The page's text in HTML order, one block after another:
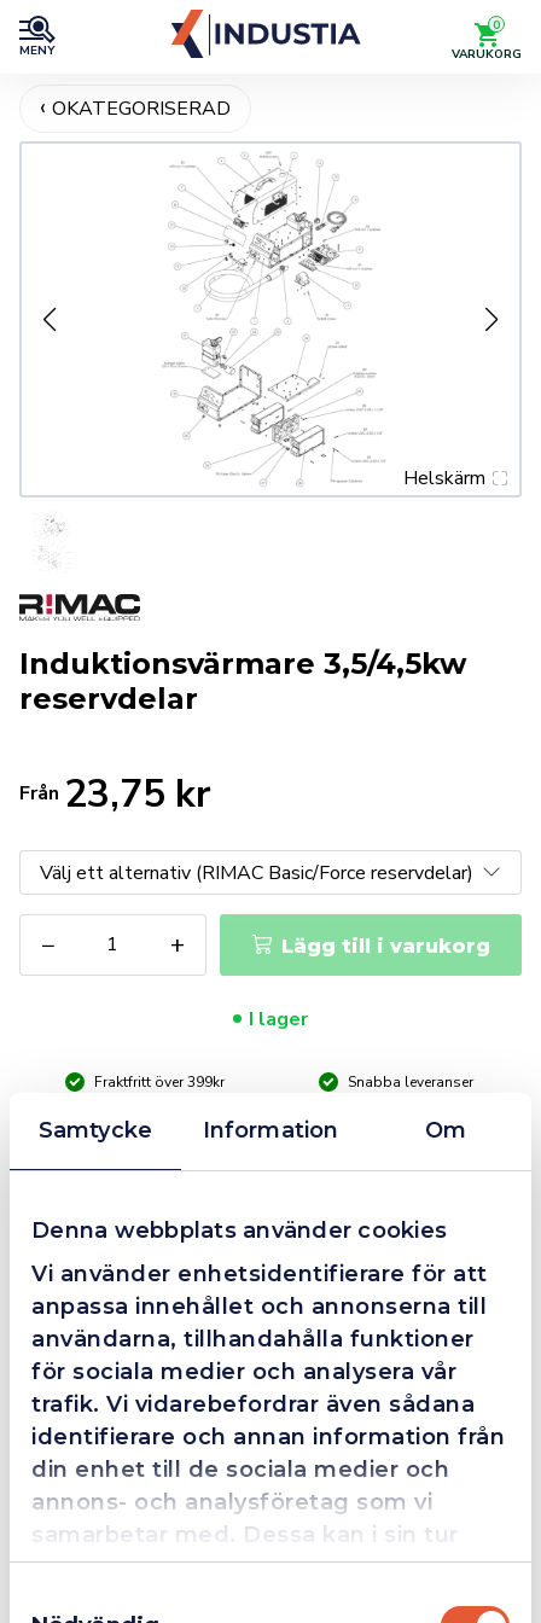
Samtycke Information Om
Denna webbplats använder cookies
Vi använder enhetsidentifierare för att
anpassa innehållet och annonserna till
användarna, tillhandahålla funktioner
för sociala medier och analysera vår
trafik. Vi vidarebefordrar även sådana
identifierare och annan information från
din enhet till de sociala medier och
annons- och analysföretag som vi
samarbetar med. Dessa kan i sin tur
kombinera informationen med annan
information som du har tillhandahållit
MENY
0
VARUKORG
OKATEGORISERAD
Helskärm
Induktionsvärmare 3,5/4,5kw
reservdelar
Från 23,75 kr
−
3,5/4,5kw
reservdelar
+ Lägg till i varukorg
I lager
Fraktfritt över 399kr
Snabba leveranser
2025-10-02
Grym service!
Dom här grabbarna är definitionen av serviceminded.
Trots en billigare order, som det blev lite strul med,
så agerade dom blixtsnabbt och löste det långt över
förväntan. Hade kontakt med Alexander, som förtjänar
en extra guldstjärna.